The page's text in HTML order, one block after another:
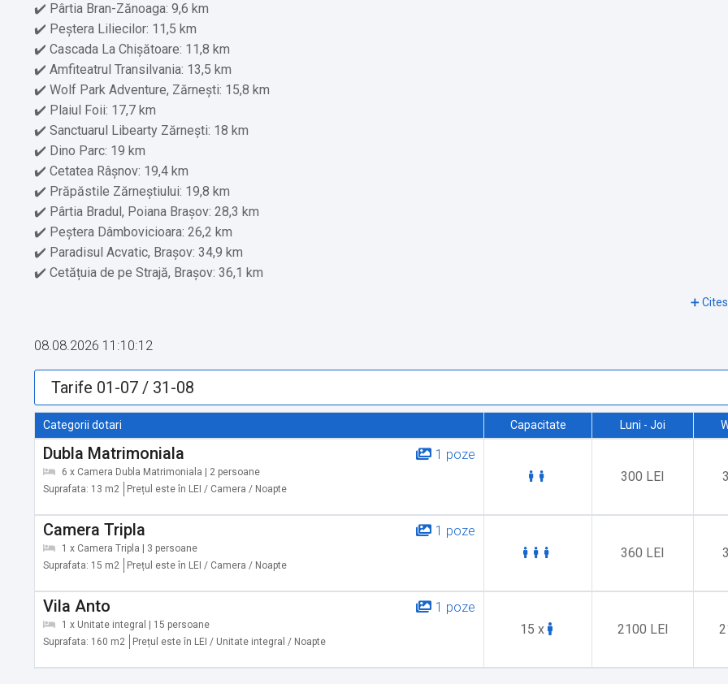
✔️ Pârtia Bran-Zănoaga: 9,6 km
✔️ Peștera Liliecilor: 11,5 km
✔️ Cascada La Chișătoare: 11,8 km
✔️ Amfiteatrul Transilvania: 13,5 km
✔️ Wolf Park Adventure, Zărnești: 15,8 km
✔️ Plaiul Foii: 17,7 km
✔️ Sanctuarul Libearty Zărnești: 18 km
✔️ Dino Parc: 19 km
✔️ Cetatea Râșnov: 19,4 km
✔️ Prăpăstile Zărneștiului: 19,8 km
✔️ Pârtia Bradul, Poiana Brașov: 28,3 km
✔️ Peștera Dâmbovicioara: 26,2 km
✔️ Paradisul Acvatic, Brașov: 34,9 km
✔️ Cetățuia de pe Strajă, Brașov: 36,1 km
✔️ Etaje superioare accesibile doar pe scări
Alte servicii oferite contra cost:
✔️ Școală de schi (Cost suplimentar)
✔️ Depozit schiuri (Cost suplimentar)
✔️ Închiriere de biciclete (Cost suplimentar)
✔️ Bingo (Cost suplimentar) În afara locației
✔️ Aerobic (Cost suplimentar) În afara locației
✔️ Tir cu arcul (Cost suplimentar) În afara locației
✔️ Evenimente sportive live (transmisiuni) (Cost suplimentar) În afara locației
✔️ Muzică/spectacol live (Cost suplimentar) În afara locației
✔️ Tururi cu bicicleta (Cost suplimentar)
✔️ Tururi de mers pe jos (Cost suplimentar)
✔️ Aqua park (Cost suplimentar) În afara locației
08.08.2026 11:10:12
Categorii dotari Capacitate Luni - Joi
1 poze
Dubla Matrimoniala
6 x Camera Dubla Matrimoniala | 2 persoane
Suprafata: 13 m2
Prețul este în LEI / Camera / Noapte
300 LEI
1 poze
Camera Tripla
1 x Camera Tripla | 3 persoane
Suprafata: 15 m2
Prețul este în LEI / Camera / Noapte
360 LEI
1 poze
Vila Anto
1 x Unitate integral | 15 persoane
Suprafata: 160 m2
Prețul este în LEI / Unitate integral / Noapte
15 x 2100 LEI